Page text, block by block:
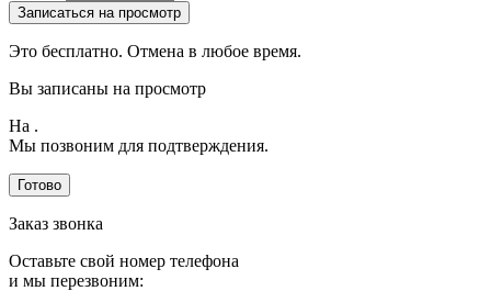
Записаться на просмотр
Это бесплатно. Отмена в любое время.
Вы записаны на просмотр
На .
Мы позвоним для подтверждения.
Готово
Заказ звонка
Оставьте свой номер телефона
и мы перезвоним: